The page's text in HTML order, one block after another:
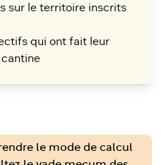
sur le territoire inscrits
qui ont fait leur
le mode de calcul